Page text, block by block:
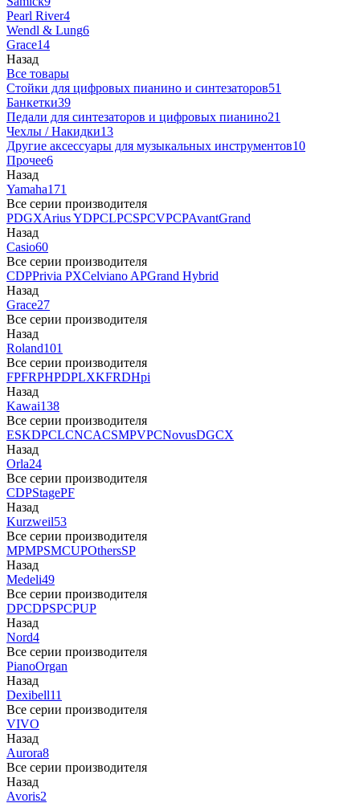
Pearl River4
Wendl & Lung6
Grace14
Назад
Все товары
Стойки для цифровых пианино и синтезаторов51
Банкетки39
Педали для синтезаторов и цифровых пианино21
Чехлы / Накидки13
Другие аксессуары для музыкальных инструментов10
Прочее6
Назад
Yamaha171
Все серии производителя
PDGXArius YDPCLPCSPCVPCPAvantGrand
Назад
Casio60
Все серии производителя
CDPPrivia PXCelviano APGrand Hybrid
Назад
Grace27
Все серии производителя
Назад
Roland101
Все серии производителя
FPFRPHPDPLXKFRDHpi
Назад
Kawai138
Все серии производителя
ESKDPCLCNCACSMPVPCNovusDGCX
Назад
Orla24
Все серии производителя
CDPStagePF
Назад
Kurzweil53
Все серии производителя
MPMPSMCUPOthersSP
Назад
Medeli49
Все серии производителя
DPCDPSPCPUP
Назад
Nord4
Все серии производителя
PianoOrgan
Назад
Dexibell11
Все серии производителя
VIVO
Назад
Aurora8
Все серии производителя
Назад
Avoris2